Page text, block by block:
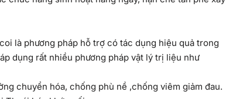
là phương pháp hỗ trợ có tác dụng hiệu quả trong
dụng rất nhiều phương pháp vật lý trị liệu như
chuyển hóa, chống phù nề ,chống viêm giảm đau.